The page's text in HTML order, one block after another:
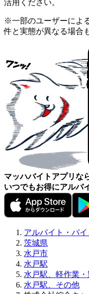
活用ください。
※一部のユーザーによ
件と実態が異なる場合
マッハバイトアプリな
いつでもお得にアルバ
アルバイト・バ
茨城県
水戸市
水戸駅
水戸駅、軽作業
水戸駅、その他